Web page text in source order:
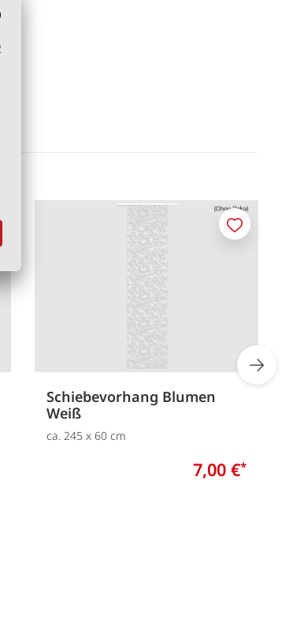
Schiebevorhang Blumen
Weiß
ca. 245 x 60 cm
7,00 €*
Merken